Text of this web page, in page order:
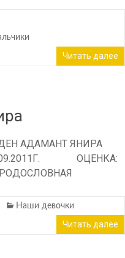
Читать далее
АДАМАНТ ЯНИРА
ОЦЕНКА:
Наши девочки
Читать далее